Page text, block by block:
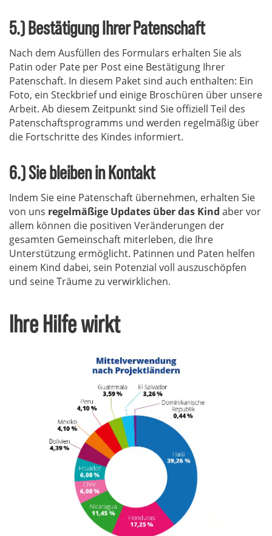
5.) Bestätigung Ihrer Patenschaft
Nach dem Ausfüllen des Formulars erhalten Sie als
Patin oder Pate per Post eine Bestätigung Ihrer
Patenschaft. In diesem Paket sind auch enthalten: Ein
Foto, ein Steckbrief und einige Broschüren über unsere
Arbeit. Ab diesem Zeitpunkt sind Sie offiziell Teil des
Patenschaftsprogramms und werden regelmäßig über
die Fortschritte des Kindes informiert.
6.) Sie bleiben in Kontakt
Indem Sie eine Patenschaft übernehmen, erhalten Sie
von uns regelmäßige Updates über das Kind aber vor
allem können die positiven Veränderungen der
gesamten Gemeinschaft miterleben, die Ihre
Unterstützung ermöglicht. Patinnen und Paten helfen
einem Kind dabei, sein Potenzial voll auszuschöpfen
und seine Träume zu verwirklichen.
Ihre Hilfe wirkt